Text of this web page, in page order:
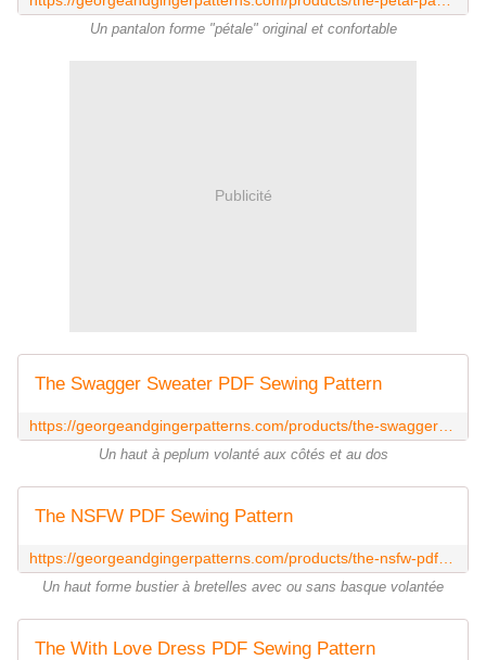
Un pantalon forme "pétale" original et confortable
Publicité
The Swagger Sweater PDF Sewing Pattern
Un haut à peplum volanté aux côtés et au dos
The NSFW PDF Sewing Pattern
Un haut forme bustier à bretelles avec ou sans basque volantée
The With Love Dress PDF Sewing Pattern